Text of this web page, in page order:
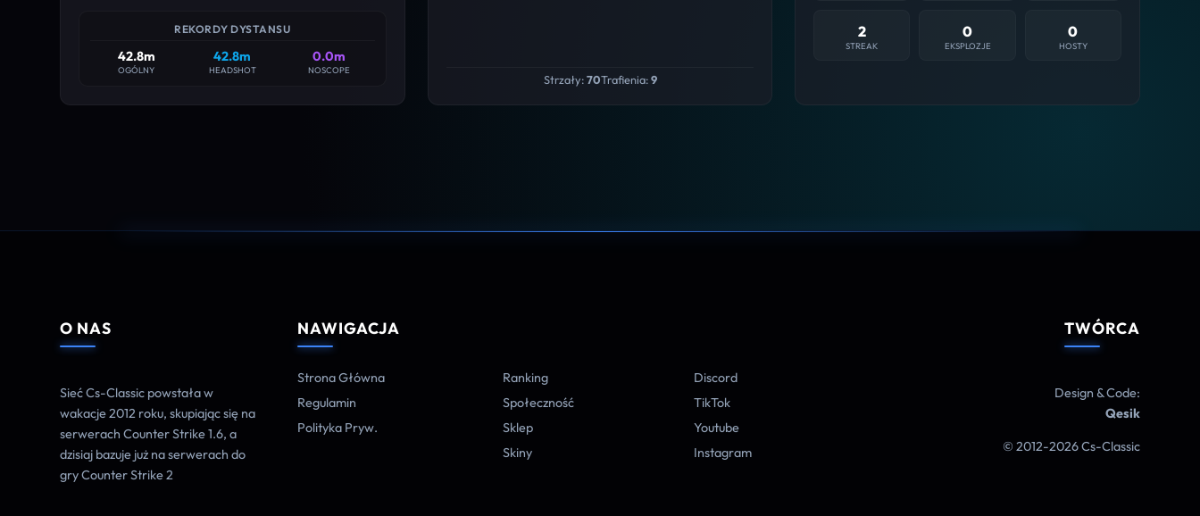
REKORDY DYSTANSU
42.8m
OGÓLNY
42.8m
HEADSHOT
0.0m
NOSCOPE
Strzały:70Trafienia:9
2
STREAK
0
EKSPLOZJE
0
HOSTY
O NAS
Sieć Cs-Classic powstała w
wakacje 2012 roku, skupiając się na
serwerach Counter Strike 1.6, a
dzisiaj bazuje już na serwerach do
gry Counter Strike 2
NAWIGACJA
Strona Główna
Regulamin
Polityka Pryw.
Ranking
Społeczność
Sklep
Skiny
Discord
TikTok
Youtube
Instagram
TWÓRCA
Design & Code:
Qesik
© 2012-2026 Cs-Classic